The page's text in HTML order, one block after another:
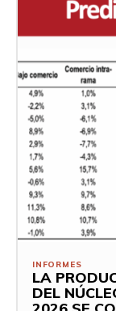
INFORMES
LA
DEL